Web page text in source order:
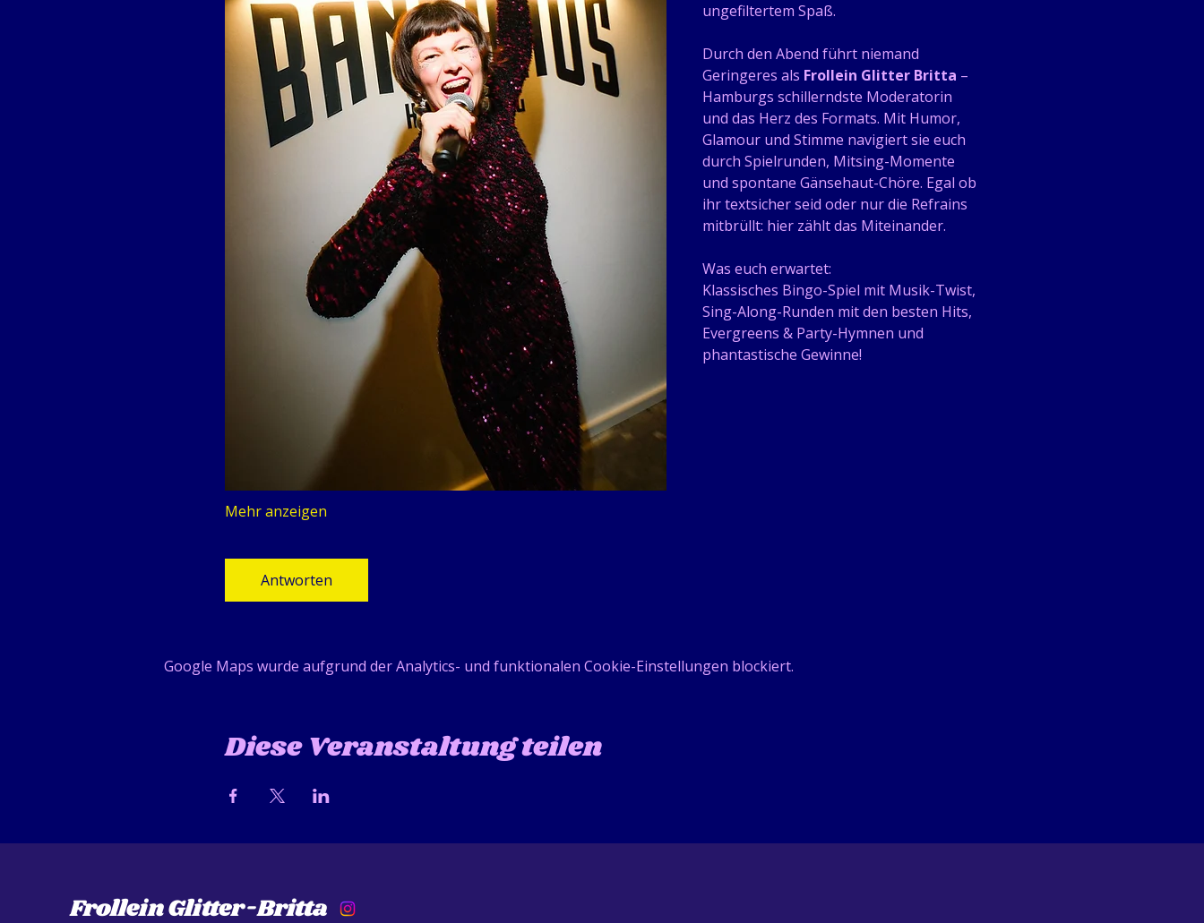
ungefiltertem Spaß.
Durch den Abend führt niemand
Geringeres als Frollein Glitter Britta –
Hamburgs schillerndste Moderatorin
und das Herz des Formats. Mit Humor,
Glamour und Stimme navigiert sie euch
durch Spielrunden, Mitsing-Momente
und spontane Gänsehaut-Chöre. Egal ob
ihr textsicher seid oder nur die Refrains
mitbrüllt: hier zählt das Miteinander.
Was euch erwartet:
Klassisches Bingo-Spiel mit Musik-Twist,
Sing-Along-Runden mit den besten Hits,
Evergreens & Party-Hymnen und
phantastische Gewinne!
Mehr anzeigen
Antworten
Google Maps wurde aufgrund der Analytics- und funktionalen Cookie-Einstellungen blockiert.
Diese Veranstaltung teilen
Frollein Glitter-Britta